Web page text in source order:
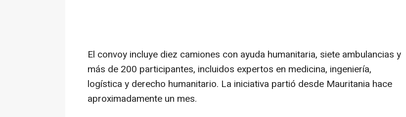
El convoy incluye diez camiones con ayuda humanitaria, siete ambulancias y
más de 200 participantes, incluidos expertos en medicina, ingeniería,
logística y derecho humanitario. La iniciativa partió desde Mauritania hace
aproximadamente un mes.